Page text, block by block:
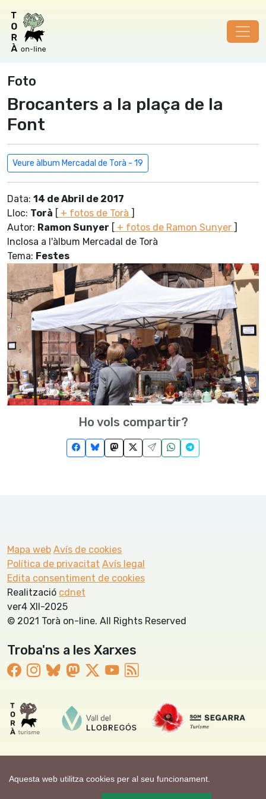
Aquesta web utilitza cookies per al seu funcionament.
Foto
Brocanters a la plaça de la
Font
Veure àlbum Mercadal de Torà - 19
Data: 14 de Abril de 2017
Lloc: Torà [ + fotos de Torà ]
Autor: Ramon Sunyer [ + fotos de Ramon Sunyer ]
Inclosa a l'àlbum Mercadal de Torà
Tema: Festes
Ho vols compartir?
Mapa web Avís de cookies
Política de privacitat Avís legal
Edita consentiment de cookies
Realització cdnet
ver4 XII-2025
© 2021 Torà on-line. All Rights Reserved
Troba'ns a les Xarxes